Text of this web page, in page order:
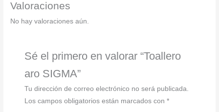
Valoraciones
No hay valoraciones aún.
Sé el primero en valorar “Toallero
aro SIGMA”
Tu dirección de correo electrónico no será publicada.
Los campos obligatorios están marcados con*